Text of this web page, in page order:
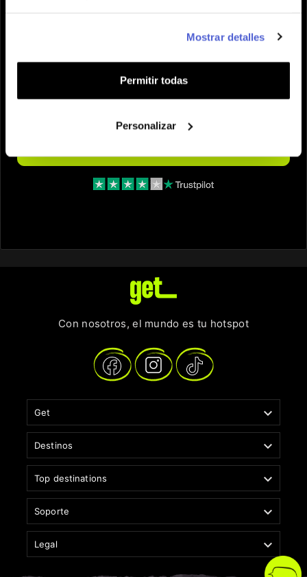
Mostrar detalles
Permitir todas
Personalizar
¿Necesitas ayuda para elegir el eSIM
adecuado?
Con nosotros, el mundo es tu hotspot
Get 
Destinos 
Top destinations 
Soporte 
Legal 